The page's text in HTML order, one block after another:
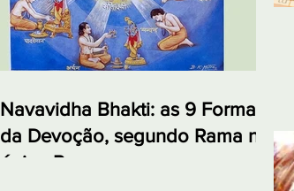
Navavidha Bhakti: as 9 Formas
da Devoção, segundo Rama no
épico Ramayana